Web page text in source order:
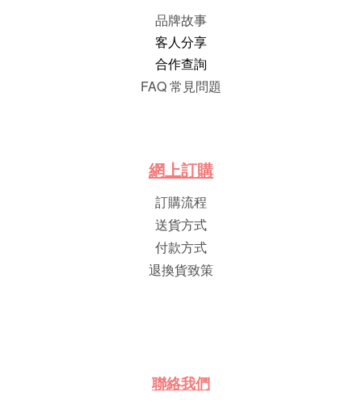
品牌故事
客人分享
合作查詢
FAQ 常見問題
網上訂購
訂購流程
送貨方式
付款方式
退換貨致策
聯絡我們